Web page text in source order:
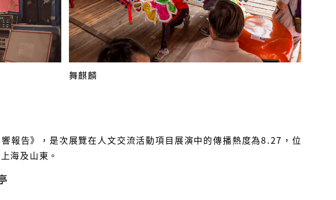
舞麒麟
報告》，是次展覽在人文交流活動項目展演中的傳播熱度為8.27，位
海及山東。